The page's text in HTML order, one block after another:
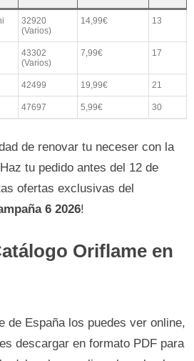
32920
(Varios)
14,99€ 13
43302
(Varios)
7,99€ 17
42499 19,99€ 21
47697 5,99€ 30
de renovar tu neceser con la
tu pedido antes del 12 de
ofertas exclusivas del
6 2026!
Oriflame en
de España los puedes ver online,
descargar en formato PDF para